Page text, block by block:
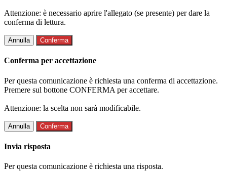
Attenzione: è necessario aprire l'allegato (se presente) per dare la
conferma di lettura.
Annulla Conferma
Conferma per accettazione
Per questa comunicazione è richiesta una conferma di accettazione.
Premere sul bottone CONFERMA per accettare.
Attenzione: la scelta non sarà modificabile.
Annulla Conferma
Invia risposta
Per questa comunicazione è richiesta una risposta.